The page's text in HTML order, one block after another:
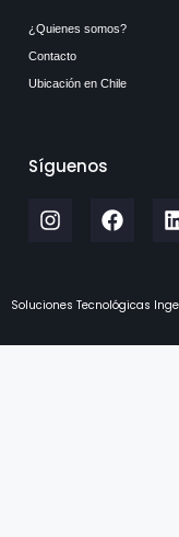
¿Quienes somos?
Contacto
Ubicación en Chile
Síguenos
Soluciones Tecnológicas